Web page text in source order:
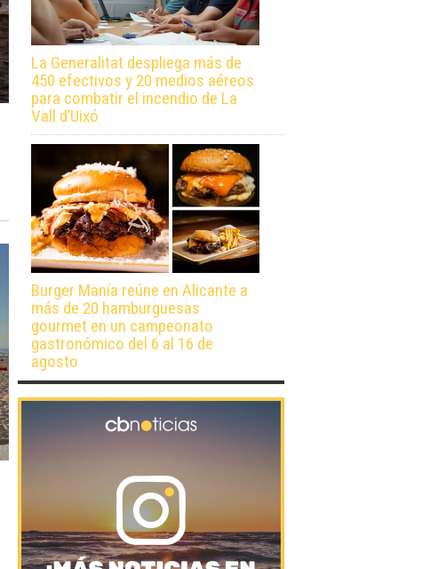
La Generalitat despliega más de
450 efectivos y 20 medios aéreos
para combatir el incendio de La
Vall d’Uixó
Burger Manía reúne en Alicante a
más de 20 hamburguesas
gourmet en un campeonato
gastronómico del 6 al 16 de
agosto